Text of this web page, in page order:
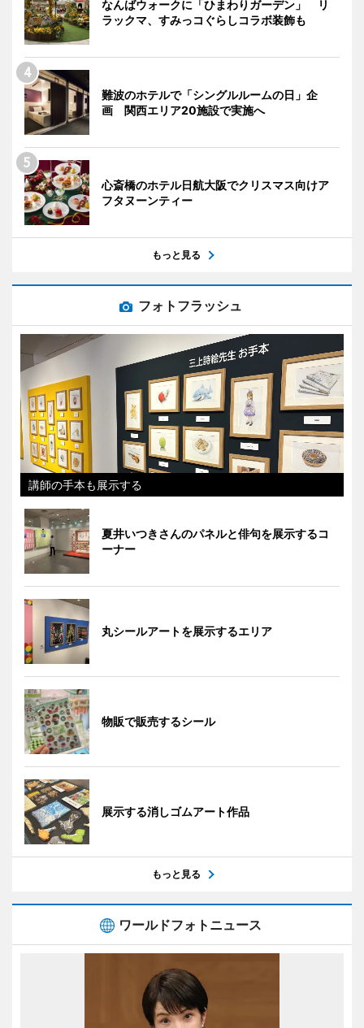
なんばウォークに「ひまわりガーデン」 リ
ラックマ、すみっコぐらしコラボ装飾も
難波のホテルで「シングルルームの日」企
画 関西エリア20施設で実施へ
心斎橋のホテル日航大阪でクリスマス向けア
フタヌーンティー
もっと見る
フォトフラッシュ
講師の手本も展示する
夏井いつきさんのパネルと俳句を展示するコ
ーナー
丸シールアートを展示するエリア
物販で販売するシール
展示する消しゴムアート作品
もっと見る
ワールドフォトニュース